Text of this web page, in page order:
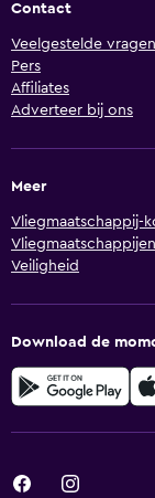
Contact
Veelgestelde vragen
Pers
Affiliates
Adverteer bij ons
Meer
Vliegmaatschappij-
Vliegmaatschappijen
Veiligheid
Download de